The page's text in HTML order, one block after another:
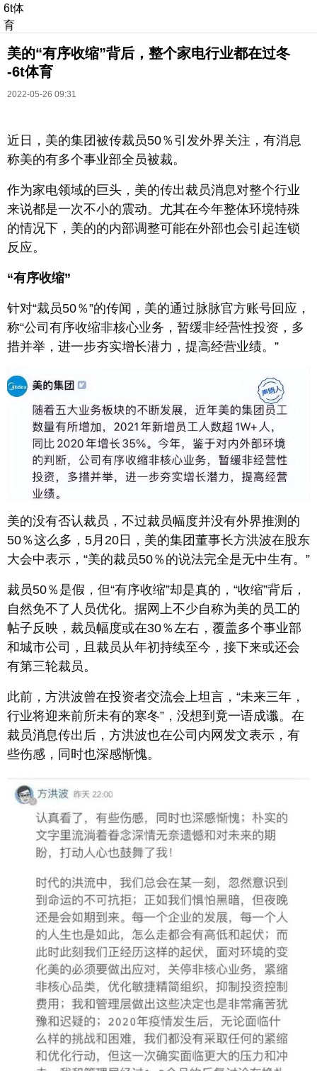
6t体
育
美的“有序收缩”背后，整个家电行业都在过冬
-6t体育
2022-05-26 09:31
近日，美的集团被传裁员50％引发外界关注，有消息
称美的有多个事业部全员被裁。
作为家电领域的巨头，美的传出裁员消息对整个行业
来说都是一次不小的震动。尤其在今年整体环境特殊
的情况下，美的的内部调整可能在外部也会引起连锁
反应。
“有序收缩”
针对“裁员50％”的传闻，美的通过脉脉官方账号回应，
称“公司有序收缩非核心业务，暂缓非经营性投资，多
措并举，进一步夯实增长潜力，提高经营业绩。”
美的没有否认裁员，不过裁员幅度并没有外界推测的
50％这么多，5月20日，美的集团董事长方洪波在股东
大会中表示，“美的裁员50％的说法完全是无中生有。”
裁员50％是假，但“有序收缩”却是真的，“收缩”背后，
自然免不了人员优化。据网上不少自称为美的员工的
帖子反映，裁员幅度或在30％左右，覆盖多个事业部
和城市公司，且裁员从年初持续至今，接下来或还会
有第三轮裁员。
此前，方洪波曾在投资者交流会上坦言，“未来三年，
行业将迎来前所未有的寒冬”，没想到竟一语成谶。在
裁员消息传出后，方洪波也在公司内网发文表示，有
些伤感，同时也深感惭愧。
长按识别二维码
进入ofweek阅读全文